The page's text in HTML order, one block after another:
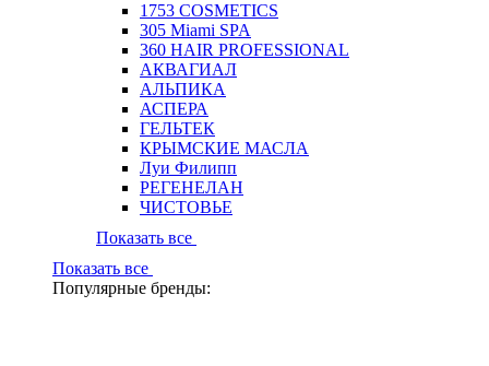
1753 COSMETICS
305 Miami SPA
360 HAIR PROFESSIONAL
АКВАГИАЛ
АЛЬПИКА
АСПЕРА
ГЕЛЬТЕК
КРЫМСКИЕ МАСЛА
Луи Филипп
РЕГЕНЕЛАН
ЧИСТОВЬЕ
Показать все
Показать все
Популярные бренды: